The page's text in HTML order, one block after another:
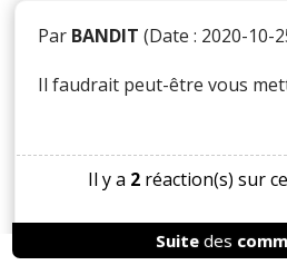
Par BANDIT (Date : 2020-10-
Il faudrait peut-être vous
Il y a 2réaction(s) sur
ParAdmin
Suitedes